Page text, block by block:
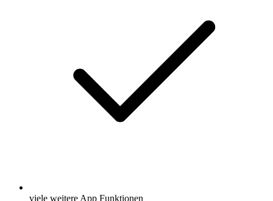
viele weitere App Funktionen